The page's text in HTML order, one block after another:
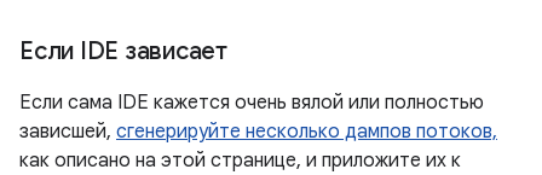
Если IDE зависает
Если сама IDE кажется очень вялой или полностью
зависшей, сгенерируйте несколько дампов потоков,
как описано на этой странице, и приложите их к